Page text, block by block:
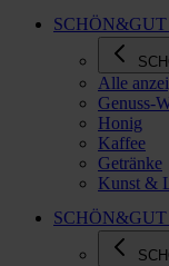
Alle
Genuss-
Honig
Kaffee
Getränke
Kunst &